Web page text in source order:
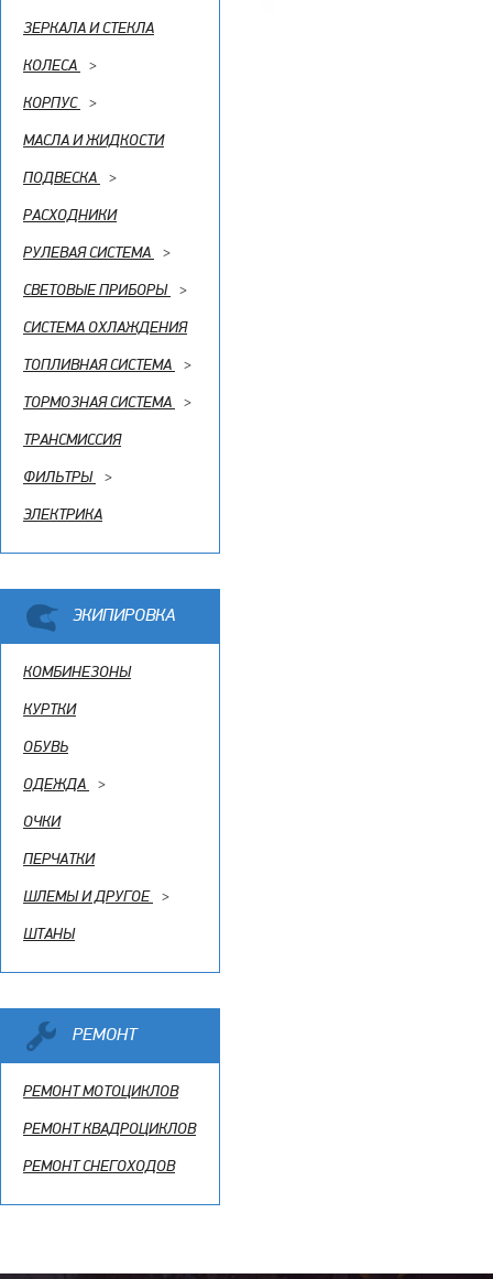
ЗЕРКАЛА И СТЕКЛА
КОЛЕСА
>
КОРПУС >
МАСЛА И ЖИДКОСТИ
ПОДВЕСКА
>
РАСХОДНИКИ
РУЛЕВАЯ СИСТЕМА
>
СВЕТОВЫЕ ПРИБОРЫ >
СИСТЕМА ОХЛАЖДЕНИЯ
ТОПЛИВНАЯ СИСТЕМА
>
ТОРМОЗНАЯ СИСТЕМА
>
ТРАНСМИССИЯ
ФИЛЬТРЫ >
ЭЛЕКТРИКА
ЭКИПИРОВКА
КОМБИНЕЗОНЫ
КУРТКИ
ОБУВЬ
ОДЕЖДА
>
ОЧКИ
ПЕРЧАТКИ
ШЛЕМЫ И ДРУГОЕ >
ШТАНЫ
РЕМОНТ
РЕМОНТ МОТОЦИКЛОВ
РЕМОНТ КВАДРОЦИКЛОВ
РЕМОНТ СНЕГОХОДОВ